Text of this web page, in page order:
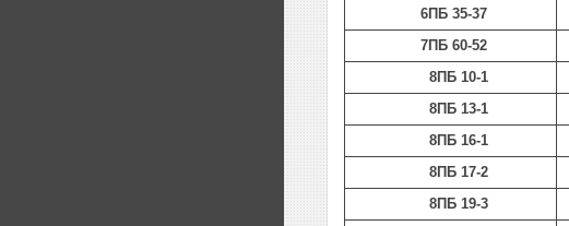
6ПБ 35-37
7ПБ 60-52
8ПБ 10-1
8ПБ 13-1
8ПБ 16-1
8ПБ 17-2
8ПБ 19-3